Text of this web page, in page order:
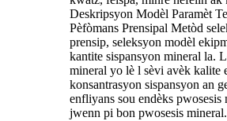
Deskripsyon Modèl Paramèt
Pèfòmans Prensipal Metòd
prensip, seleksyon modèl
kantite sispansyon mineral la.
mineral yo lè l sèvi avèk kalite
konsantrasyon sispansyon an
enfliyans sou endèks pwosesis
jwenn pi bon pwosesis